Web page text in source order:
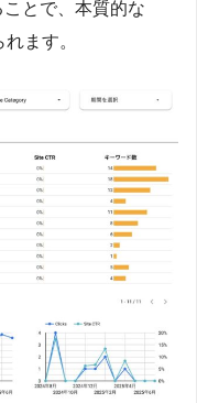
とで、本質的な
ます。